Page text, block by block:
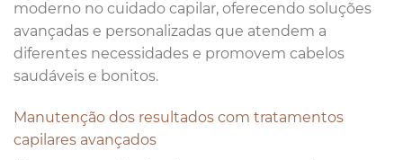
moderno no cuidado capilar, oferecendo soluções
avançadas e personalizadas que atendem a
diferentes necessidades e promovem cabelos
saudáveis e bonitos.
Manutenção dos resultados com tratamentos
capilares avançados